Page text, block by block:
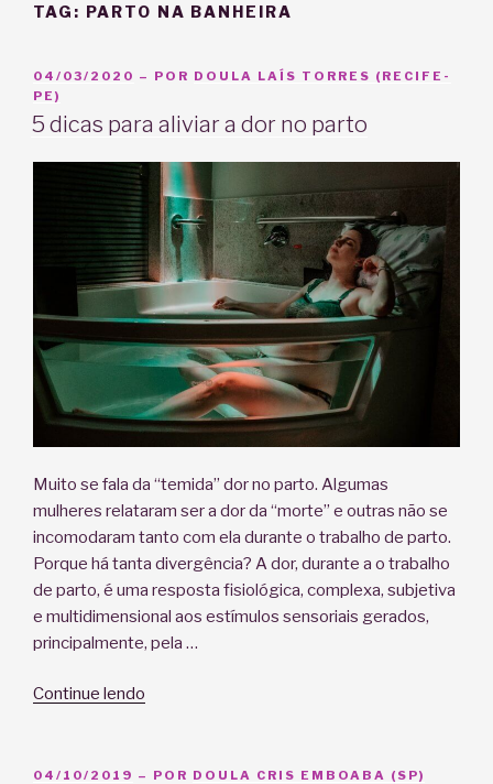
TAG: PARTO NA BANHEIRA
PUBLICADO
EM
04/03/2020 – POR DOULA LAÍS TORRES (RECIFE-
PE)
5 dicas para aliviar a dor no parto
Muito se fala da “temida” dor no parto. Algumas
mulheres relataram ser a dor da “morte” e outras não se
incomodaram tanto com ela durante o trabalho de parto.
Porque há tanta divergência? A dor, durante a o trabalho
de parto, é uma resposta fisiológica, complexa, subjetiva
e multidimensional aos estímulos sensoriais gerados,
principalmente, pela …
Continue lendo
aliviar
PUBLICADO
04/10/2019 – POR DOULA CRIS EMBOABA (SP)